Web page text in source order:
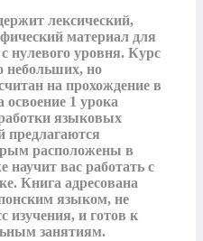
лексический,
материал для
нулевого уровня. Курс
небольших, но
на прохождение в
освоение 1 урока
языковых
предлагаются
расположены в
научит вас работать с
Книга адресована
языком, не
изучения, и готов к
занятиям.